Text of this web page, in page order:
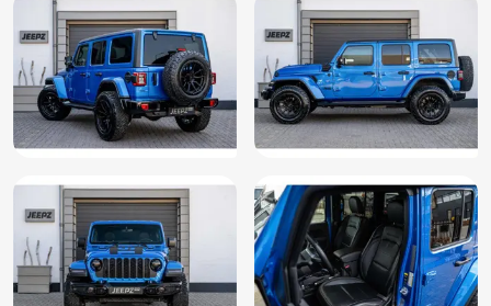
Multimedia scherm standaard
Navigatiesysteem full map
Open dak
Oplaadmogelijkheid
Parkeersensor voor en achter
Side Bars
Stuurwiel multifunctioneel
Uitneembare dakpanelen
Zwarte hemelbekleding